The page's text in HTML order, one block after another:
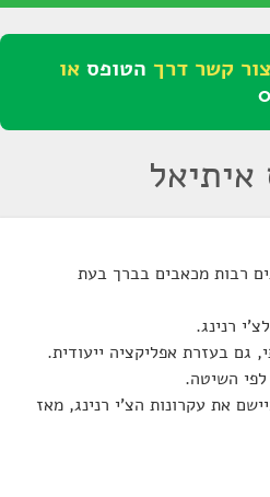
קשר דרך הטופס או
איתיאל
רבות מכאבים בברך בעת
רנינג.
גם בעזרת אפליקציה ייעודית.
השיטה.
את עקרונות הצ'י רנינג, מאז